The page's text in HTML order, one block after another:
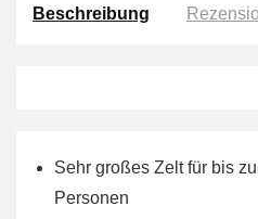
Beschreibung
Sehr großes Zelt für bis
Personen